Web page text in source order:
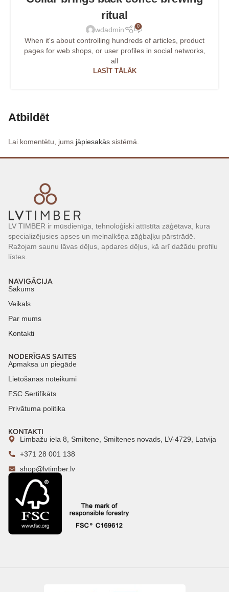
ritual
wdadmin 0
When it's about controlling hundreds of articles, product
pages for web shops, or user profiles in social networks,
all
LASĪT TĀLĀK
Atbildēt
Lai komentētu, jums jāpiesakās sistēmā.
LV TIMBER ir mūsdienīga, tehnoloģiski attīstīta zāģētava, kura
specializējusies apses un melnalkšņa zāģbaļķu pārstrādē.
Ražojam saunu lāvas dēļus, apdares dēļus, kā arī dažādu profilu
līstes.
NAVIGĀCIJA
Sākums
Veikals
Par mums
Kontakti
NODERĪGAS SAITES
Apmaksa un piegāde
Lietošanas noteikumi
FSC Sertifikāts
Privātuma politika
KONTAKTI
Limbažu iela 8, Smiltene, Smiltenes novads, LV-4729, Latvija
+371 28 001 138
shop@lvtimber.lv